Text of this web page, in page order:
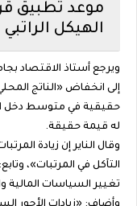
موعد تطبيق
الهيكل الراتبي
ويرجع أستاذ الاقتصاد
إلى انخفاض «الناتج
حقيقية في متوسط دخل
له قيمة حقيقة.
وقال الناير إن زيادة
التآكل في المرتبات»،
تغيير السياسات المالية